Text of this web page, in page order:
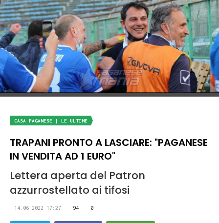
CASA PAGANESE | LE ULTIME
TRAPANI PRONTO A LASCIARE: "PAGANESE
IN VENDITA AD 1 EURO"
Lettera aperta del Patron
azzurrostellato ai tifosi
14.06.2022 17:27 94 0